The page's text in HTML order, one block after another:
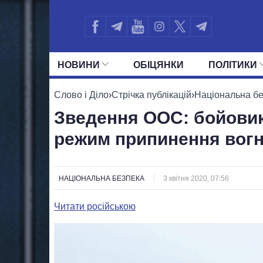
НОВИНИ ОБIЦЯНКИ ПОЛIТИКИ
УСІ ПОЛІТИКИ ПРЕЗИДЕНТ І
Слово і Діло›Стрічка публікацій›Національна
Зведення ООС:
режим припинення
НАЦІОНАЛЬНА БЕЗПЕКА 3 квітня 2020, 07:56
Читати російською